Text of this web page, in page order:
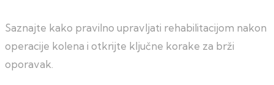
Saznajte kako pravilno upravljati rehabilitacijom nakon
operacije kolena i otkrijte ključne korake za brži
oporavak.